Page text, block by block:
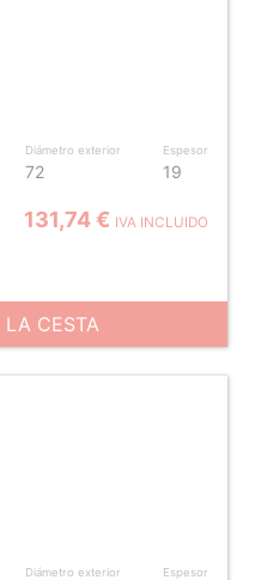
Diámetro exterior
72
Espesor
19
131,74 € IVA INCLUIDO
CESTA
Diámetro exterior Espesor